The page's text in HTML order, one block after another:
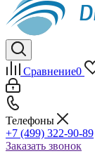
Сравнение0
Телефоны
+7 (499) 322-90-89
Заказать звонок